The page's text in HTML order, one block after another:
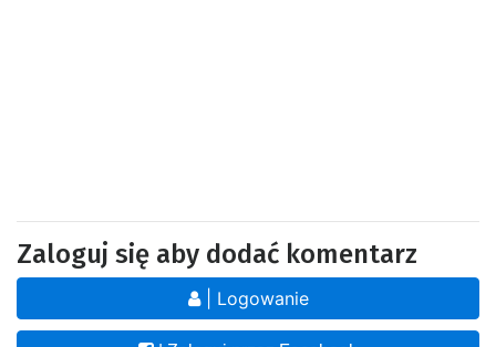
Zaloguj się aby dodać komentarz
| Logowanie